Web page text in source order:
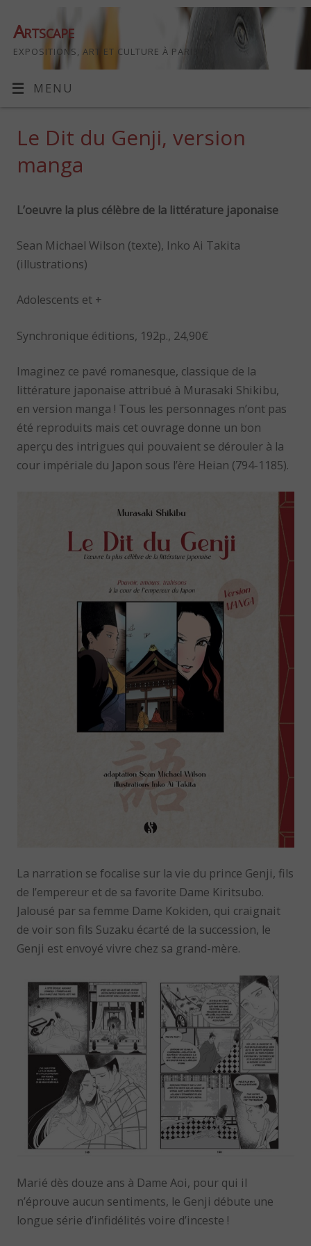
Artscape
EXPOSITIONS, ART ET CULTURE À PARIS
MENU
Le Dit du Genji, version
manga
L’oeuvre la plus célèbre de la littérature japonaise
Sean Michael Wilson (texte), Inko Ai Takita
(illustrations)
Adolescents et +
Synchronique éditions, 192p., 24,90€
Imaginez ce pavé romanesque, classique de la
littérature japonaise attribué à Murasaki Shikibu,
en version manga ! Tous les personnages n’ont pas
été reproduits mais cet ouvrage donne un bon
aperçu des intrigues qui pouvaient se dérouler à la
cour impériale du Japon sous l’ère Heian (794-1185).
La narration se focalise sur la vie du prince Genji, fils
de l’empereur et de sa favorite Dame Kiritsubo.
Jalousé par sa femme Dame Kokiden, qui craignait
de voir son fils Suzaku écarté de la succession, le
Genji est envoyé vivre chez sa grand-mère.
Marié dès douze ans à Dame Aoi, pour qui il
n’éprouve aucun sentiments, le Genji débute une
longue série d’infidélités voire d’inceste !